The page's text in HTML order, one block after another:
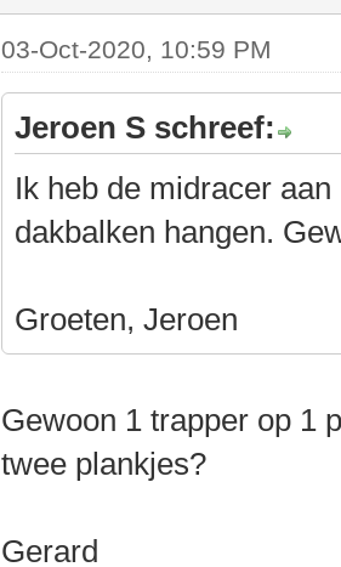
03-Oct-2020, 10:59 PM
Jeroen S schreef:
Ik heb de midracer
dakbalken hangen.
Groeten, Jeroen
Gewoon 1 trapper op 1
twee plankjes?
Gerard